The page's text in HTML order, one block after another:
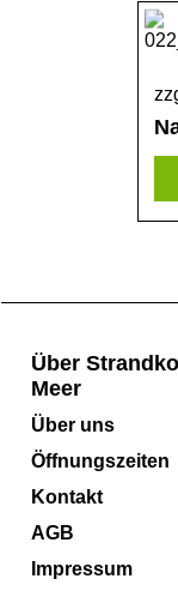
Über
Meer
Über uns
Öffnungszeiten
Kontakt
AGB
Impressum